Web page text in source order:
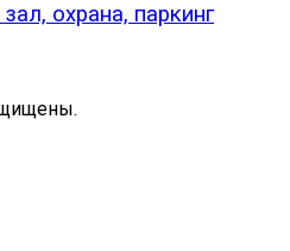
охрана, паркинг